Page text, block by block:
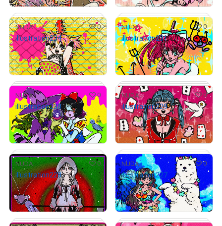
# 3/10
# 4/10
# 3/10
NUDA 0
illustration234
¥ 926
売出し（初回販売）
# 4/10
NUDA 0
illustration231
¥926
売出し（初回販売）
# 3/10
NUDA 0
illustration230
¥926
売出し（初回販売）
# 3/10
NUDA 0
illustration229
¥926
売出し（初回販売）
NUDA 0
illustration228
¥926
売出し（初回販売）
NUDA 0
illustration227
¥926
売出し（初回販売）